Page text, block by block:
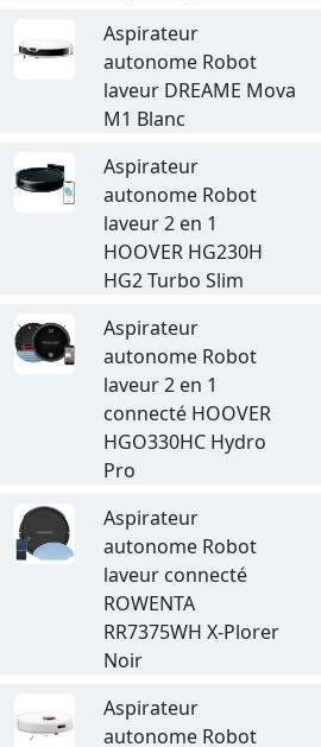
Aspirateur
autonome Robot
laveur DREAME Mova
M1 Blanc
Aspirateur
autonome Robot
laveur 2 en 1
HOOVER HG230H
HG2 Turbo Slim
Aspirateur
autonome Robot
laveur 2 en 1
connecté HOOVER
HGO330HC Hydro
Pro
Aspirateur
autonome Robot
laveur connecté
ROWENTA
RR7375WH X-Plorer
Noir
Aspirateur
autonome Robot